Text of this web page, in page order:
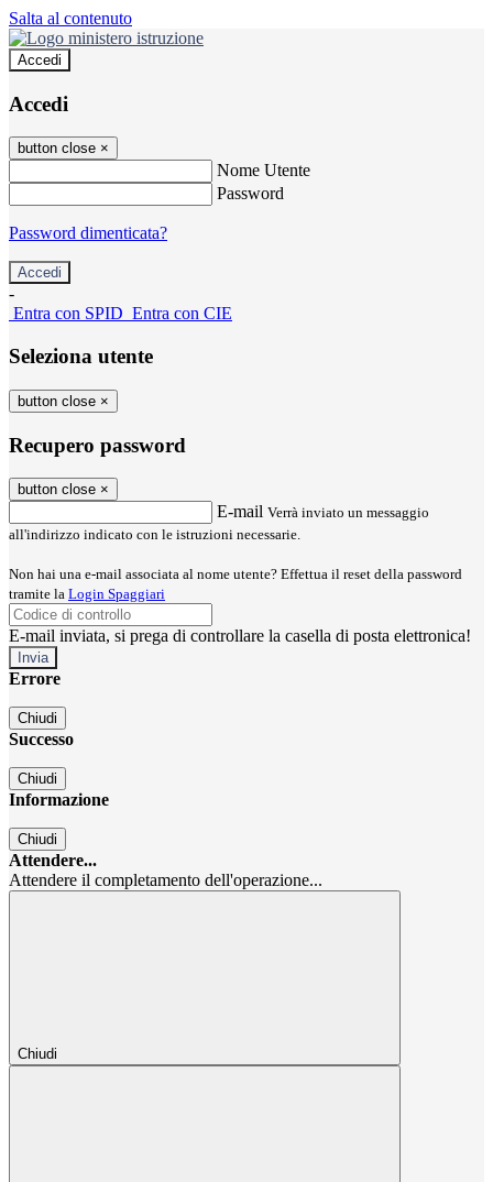
Salta al contenuto
Accedi
Accedi
button close ×
Nome Utente
Password
Password dimenticata?
-
Entra con SPID Entra con CIE
Seleziona utente
button close ×
Recupero password
button close ×
E-mail Verrà inviato un messaggio
all'indirizzo indicato con le istruzioni necessarie.
Non hai una e-mail associata al nome utente? Effettua il reset della password
tramite la Login Spaggiari
E-mail inviata, si prega di controllare la casella di posta elettronica!
Errore
Chiudi
Successo
Chiudi
Informazione
Chiudi
Attendere...
Attendere il completamento dell'operazione...
Chiudi